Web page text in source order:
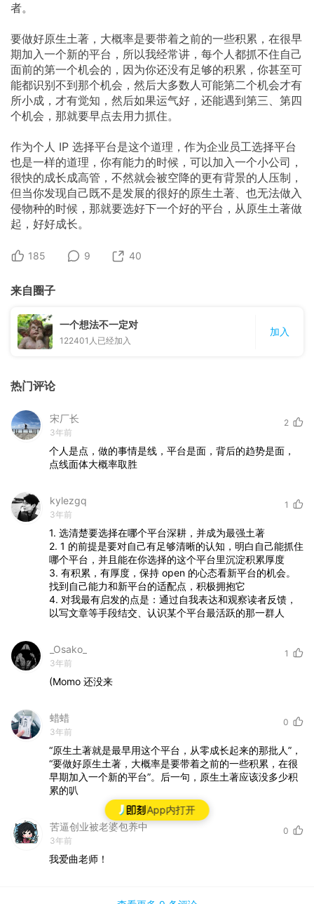
App内打开
者。
要做好原生土著，大概率是要带着之前的一些积累，在很早
期加入一个新的平台，所以我经常讲，每个人都抓不住自己
面前的第一个机会的，因为你还没有足够的积累，你甚至可
能都识别不到那个机会，然后大多数人可能第二个机会才有
所小成，才有觉知，然后如果运气好，还能遇到第三、第四
个机会，那就要早点去用力抓住。
作为个人 IP 选择平台是这个道理，作为企业员工选择平台
也是一样的道理，你有能力的时候，可以加入一个小公司，
很快的成长成高管，不然就会被空降的更有背景的人压制，
但当你发现自己既不是发展的很好的原生土著、也无法做入
侵物种的时候，那就要选好下一个好的平台，从原生土著做
起，好好成长。
185 9 40
来自圈子
一个想法不一定对
122401 人已经加入
加入
热门评论
宋厂长
3年前
2
个人是点，做的事情是线，平台是面，背后的趋势是面，
点线面体大概率取胜
kylezgq
3年前
1
1. 选清楚要选择在哪个平台深耕，并成为最强土著
2. 1 的前提是要对自己有足够清晰的认知，明白自己能抓住
哪个平台，并且能在你选择的这个平台里沉淀积累厚度
3. 有积累，有厚度，保持 open 的心态看新平台的机会。
找到自己能力和新平台的适配点，积极拥抱它
4. 对我最有启发的点是：通过自我表达和观察读者反馈，
以写文章等手段结交、认识某个平台最活跃的那一群人
_Osako_
3年前
1
(Momo 还没来
蜡蜡
3年前
0
“原生土著就是最早用这个平台，从零成长起来的那批人”，
“要做好原生土著，大概率是要带着之前的一些积累，在很
早期加入一个新的平台”。后一句，原生土著应该没多少积
累的叭
苦逼创业被老婆包养中
3年前
0
我爱曲老师！